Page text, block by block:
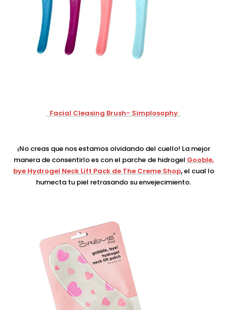
Facial Cleasing Brush- Simplosophy
¡No creas que nos estamos olvidando del cuello! La mejor
manera de consentirlo es con el parche de hidrogel Gooble,
bye Hydrogel Neck Lift Pack de The Creme Shop,el cual lo
humecta tu piel retrasando su envejecimiento.